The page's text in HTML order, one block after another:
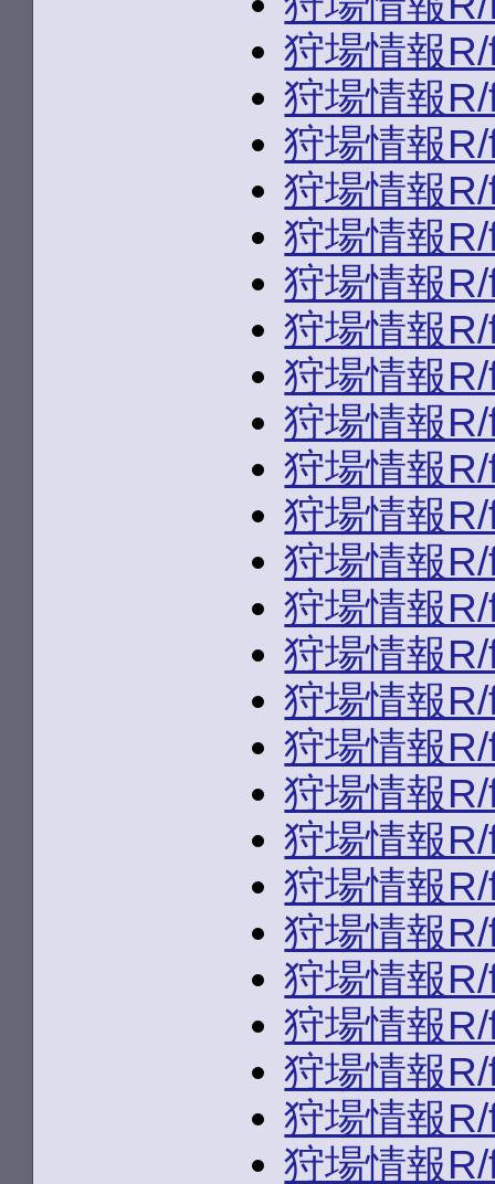
狩場情報
狩場情報
狩場情報
狩場情報
狩場情報
狩場情報
狩場情報
狩場情報
狩場情報
狩場情報
狩場情報
狩場情報
狩場情報
狩場情報
狩場情報
狩場情報
狩場情報
狩場情報
狩場情報
狩場情報
狩場情報
狩場情報
狩場情報
狩場情報
狩場情報